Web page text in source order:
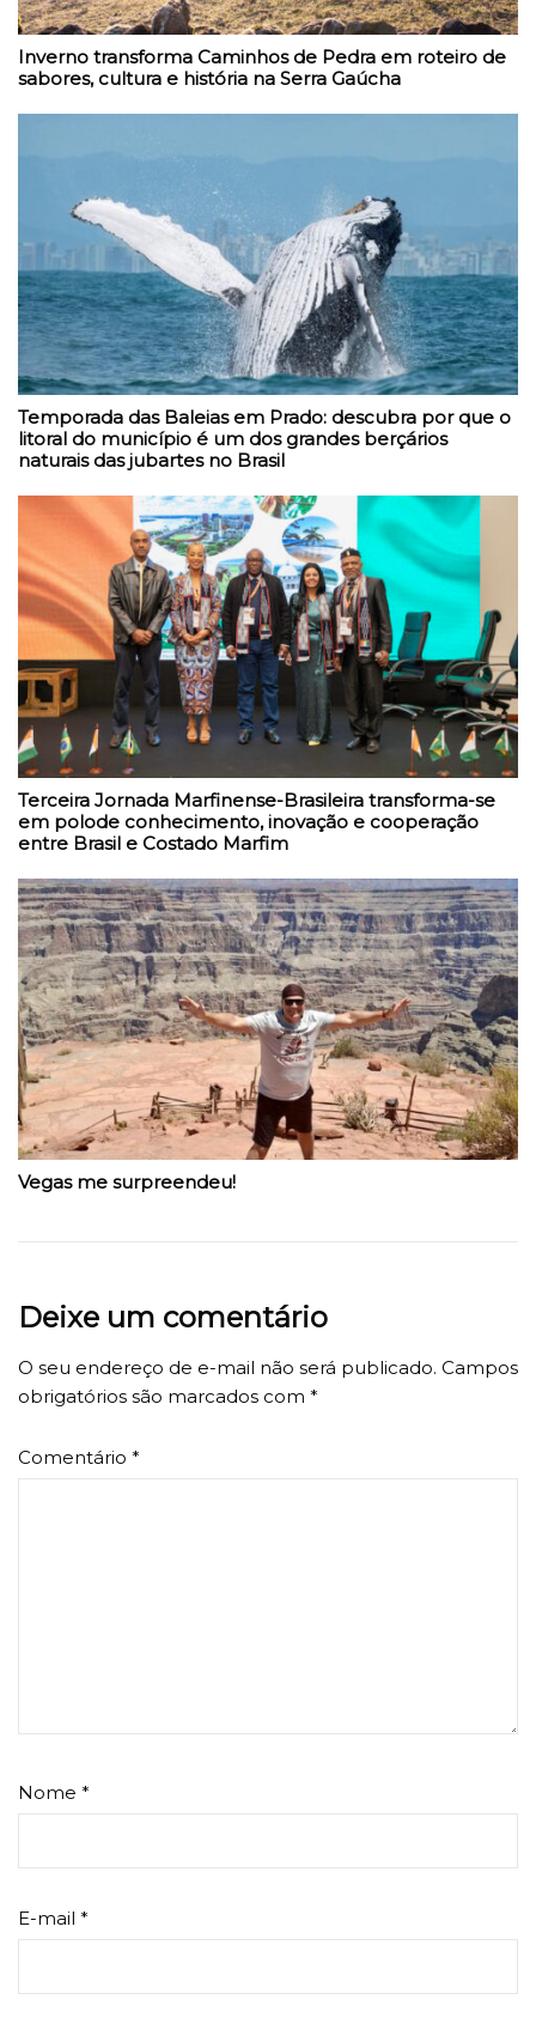
Inverno transforma Caminhos de Pedra em roteiro de
sabores, cultura e história na Serra Gaúcha
Temporada das Baleias em Prado: descubra por que o
litoral do município é um dos grandes berçários
naturais das jubartes no Brasil
Terceira Jornada Marfinense-Brasileira transforma-se
em polode conhecimento, inovação e cooperação
entre Brasil e Costado Marfim
Vegas me surpreendeu!
Deixe um comentário
O seu endereço de e-mail não será publicado. Campos
obrigatórios são marcados com *
Comentário *
Nome *
E-mail *